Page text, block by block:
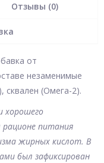
Отзывы (0)
от
незаменимые
сквален (Омега-2).
хорошего
рационе питания
жирных кислот. В
был зафиксирован